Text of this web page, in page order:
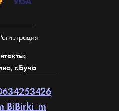
г.Буча
BiBirki_m